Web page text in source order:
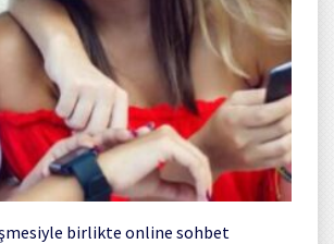
birlikte online sohbet